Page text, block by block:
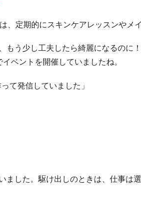
、定期的にスキンケアレッスンやメ
もう少し工夫したら綺麗になるのに
ベントを開催していましたね。
て発信していました」
ました。駆け出しのときは、仕事は